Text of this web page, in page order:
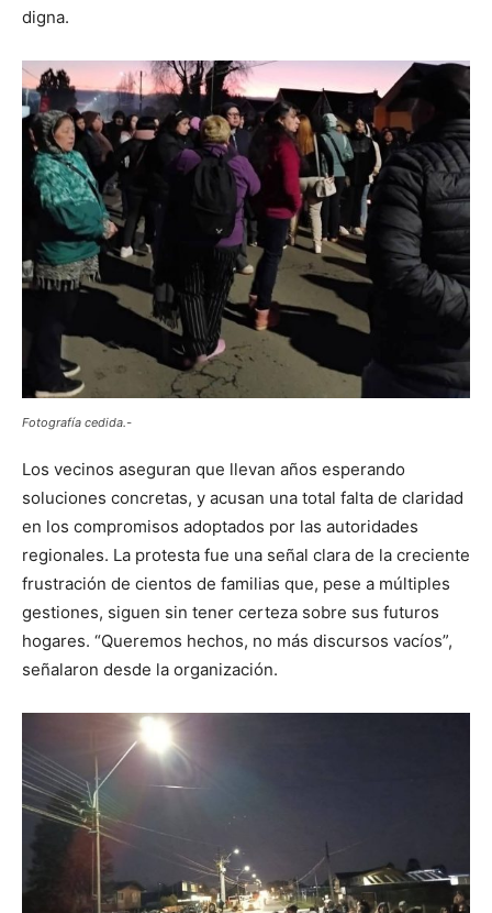
digna.
Fotografía cedida.-
Los vecinos aseguran que llevan años esperando
soluciones concretas, y acusan una total falta de claridad
en los compromisos adoptados por las autoridades
regionales. La protesta fue una señal clara de la creciente
frustración de cientos de familias que, pese a múltiples
gestiones, siguen sin tener certeza sobre sus futuros
hogares. “Queremos hechos, no más discursos vacíos”,
señalaron desde la organización.